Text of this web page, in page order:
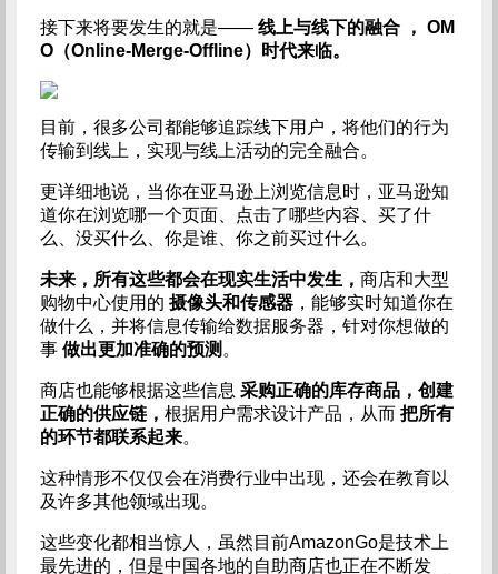
接下来将要发生的就是—— 线上与线下的融合 ， OM
O（Online-Merge-Offline）时代来临。
目前，很多公司都能够追踪线下用户，将他们的行为
传输到线上，实现与线上活动的完全融合。
更详细地说，当你在亚马逊上浏览信息时，亚马逊知
道你在浏览哪一个页面、点击了哪些内容、买了什
么、没买什么、你是谁、你之前买过什么。
未来，所有这些都会在现实生活中发生， 商店和大型
购物中心使用的 摄像头和传感器，能够实时知道你在
做什么，并将信息传输给数据服务器，针对你想做的
事 做出更加准确的预测 。
商店也能够根据这些信息 采购正确的库存商品，创建
正确的供应链， 根据用户需求设计产品，从而 把所有
的环节都联系起来。
这种情形不仅仅会在消费行业中出现，还会在教育以
及许多其他领域出现。
这些变化都相当惊人，虽然目前AmazonGo是技术上
最先进的，但是中国各地的自助商店也正在不断发